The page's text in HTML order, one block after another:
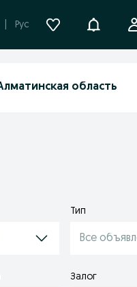
Рус
Тип
Все
Залог